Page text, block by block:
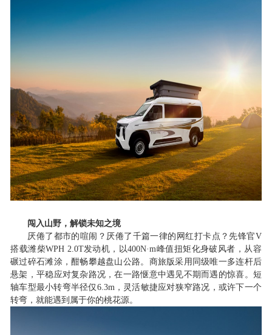
闯入山野，解锁未知之境
厌倦了都市的喧闹？厌倦了千篇一律的网红打卡点？先锋官V
搭载潍柴WPH 2.0T发动机，以400N·m峰值扭矩化身破风者，从容
碾过碎石滩涂，酣畅攀越盘山公路。商旅版采用同级唯一多连杆后
悬架，平稳应对复杂路况，在一路惬意中遇见不期而遇的惊喜。短
轴车型最小转弯半径仅6.3m，灵活敏捷应对狭窄路况， 或许下一个
转弯，就能遇到 属于你的桃花源。